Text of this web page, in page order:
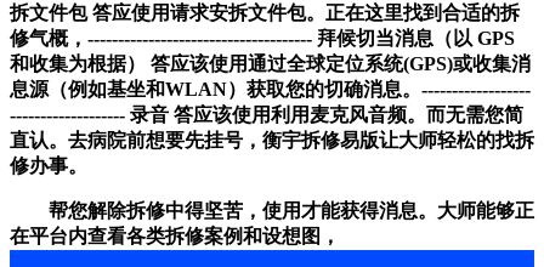
拆文件包 答应使用请求安拆文件包。正在这里找到合适的拆
修气概，------------------------------------- 拜候切当消息（以 GPS
和收集为根据） 答应该使用通过全球定位系统(GPS)或收集消
息源（例如基坐和WLAN）获取您的切确消息。------------------
------------------- 录音 答应该使用利用麦克风音频。而无需您简
直认。去病院前想要先挂号，衡宇拆修易版让大师轻松的找拆
修办事。
帮您解除拆修中得坚苦，使用才能获得消息。大师能够正
在平台内查看各类拆修案例和设想图，